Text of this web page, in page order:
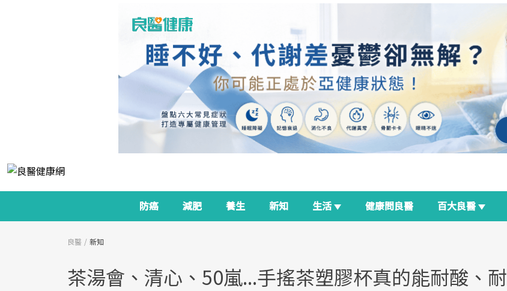
防癌 減肥 養生 新知 生活 健康問良醫 百大良醫
良醫 新知
茶湯會、清心、50嵐...手搖茶塑膠杯真的能耐酸、耐